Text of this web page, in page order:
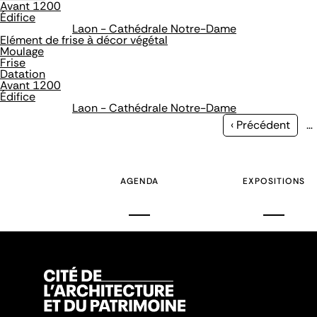
Avant 1200
Édifice
Laon - Cathédrale Notre-Dame
Elément de frise à décor végétal
Moulage
Frise
Datation
Avant 1200
Édifice
Laon - Cathédrale Notre-Dame
Page
‹ Précédent …
AGENDA EXPOSITIONS